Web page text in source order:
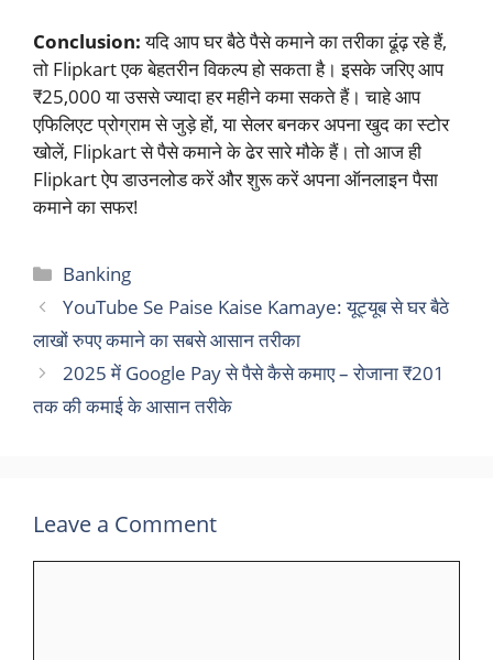
Conclusion:यदि आप घर बैठे पैसे कमाने का तरीका ढूंढ़ रहे हैं,
तो Flipkart एक बेहतरीन विकल्प हो सकता है। इसके जरिए आप
₹25,000 या उससे ज्यादा हर महीने कमा सकते हैं। चाहे आप
एफिलिएट प्रोग्राम से जुड़े हों, या सेलर बनकर अपना खुद का स्टोर
खोलें, Flipkart से पैसे कमाने के ढेर सारे मौके हैं। तो आज ही
Flipkart ऐप डाउनलोड करें और शुरू करें अपना ऑनलाइन पैसा
कमाने का सफर!
Categories
Banking
YouTube Se Paise Kaise Kamaye: यूट्यूब से घर बैठे
लाखों रुपए कमाने का सबसे आसान तरीका
2025 में Google Pay से पैसे कैसे कमाए – रोजाना ₹201
तक की कमाई के आसान तरीके
Leave a Comment